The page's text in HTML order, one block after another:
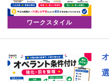
ワークスタイル